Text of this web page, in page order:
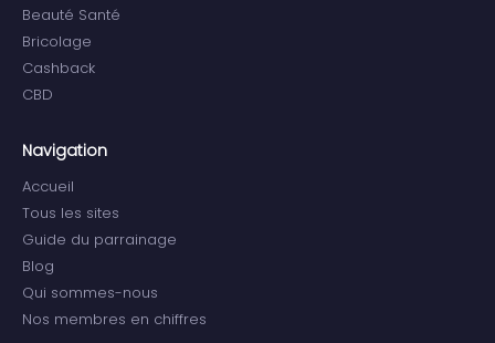
Beauté Santé
Bricolage
Cashback
CBD
Navigation
Accueil
Tous les sites
Guide du parrainage
Blog
Qui sommes-nous
Nos membres en chiffres